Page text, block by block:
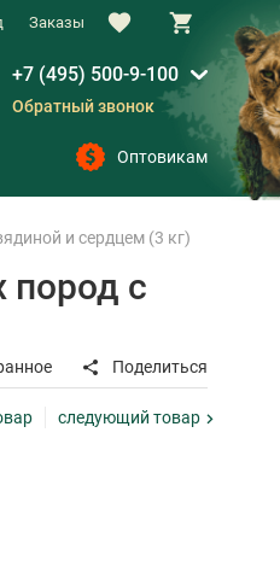
Заказы
+7 (495) 500-9-100
Обратный звонок
Оптовикам
и сердцем (3 кг)
пород с
Поделиться
следующий товар